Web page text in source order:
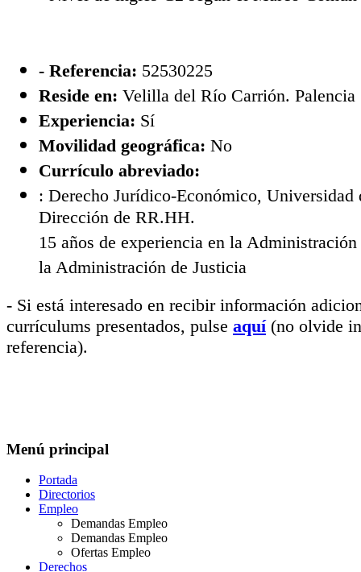
- Referencia: 52530225
Reside en: Velilla del Río Carrión. Palencia
Experiencia: Sí
Movilidad geográfica: No
Currículo abreviado:
: Derecho Jurídico-Económico, Universidad
Dirección de RR.HH.
15 años de experiencia en la
la Administración de Justicia
- Si está interesado en recibir información
currículums presentados, pulse aquí (no olvide
referencia).
Menú principal
Portada
Directorios
Empleo
Demandas Empleo
Demandas Empleo
Ofertas Empleo
Derechos